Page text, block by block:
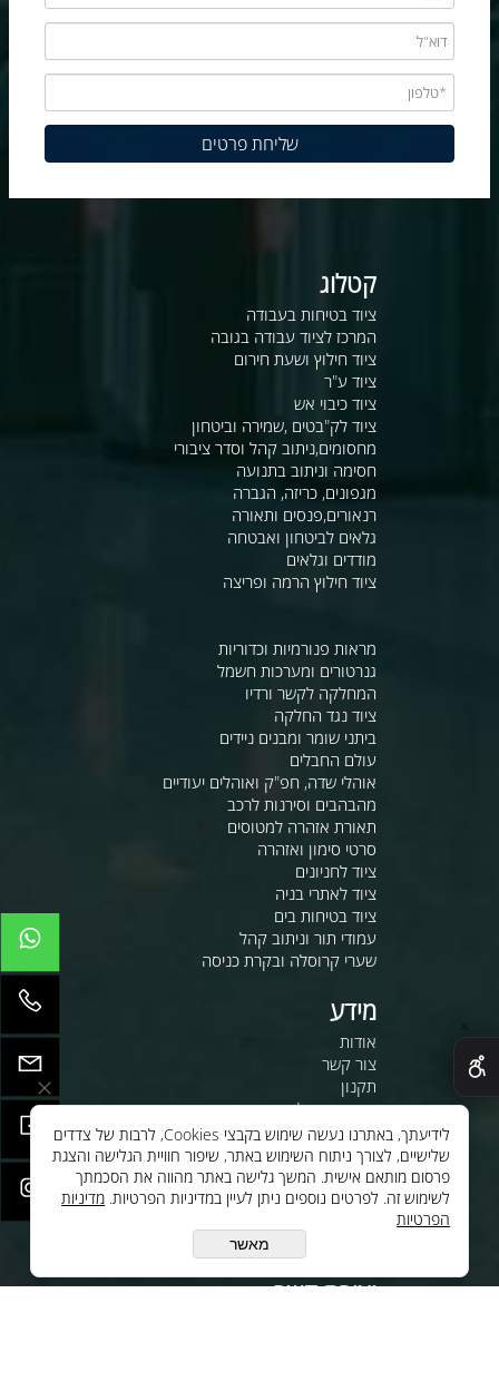
קטלוג
ציוד בטיחות בעבודה
המרכז לציוד עבודה בגובה
ציוד חילוץ ושעת חירום
ציוד ע"ר
ציוד כיבוי אש
ציוד לק"בטים ,שמירה וביטחון
מחסומים,ניתוב קהל וסדר ציבורי
חסימה וניתוב בתנועה
מגפונים, כריזה, הגברה
רנאורים,פנסים ותאורה
גלאים לביטחון ואבטחה
מודדים וגלאים
ציוד חילוץ הרמה ופריצה
מראות פנורמיות וכדוריות
גנרטורים ומערכות חשמל
המחלקה לקשר ורדיו
ציוד נגד החלקה
ביתני שומר ומבנים ניידים
עולם החבלים
אוהלי שדה, חפ"ק ואוהלים יעודיים
מהבהבים וסירנות לרכב
תאורת אזהרה למטוסים
סרטי סימון ואזהרה
ציוד לחניונים
ציוד לאתרי בניה
ציוד בטיחות בים
עמודי תור וניתוב קהל
שערי קרוסלה ובקרת כניסה
מידע
אודות
צור קשר
תקנון
מדיניות משלוחים
משרות
לחנות שלנו - לרכישה ברשת
לסי.איי.אל טכנולוגיות 1997 בע"מ
יצירת קשר
לידיעתך, באתרנו נעשה שימוש בקבצי Cookies, לרבות של צדדים
שלישיים, לצורך ניתוח השימוש באתר, שיפור חוויית הגלישה והצגת
פרסום מותאם אישית. המשך גלישה באתר מהווה את הסכמתך
לשימוש זה. לפרטים נוספים ניתן לעיין במדיניות הפרטיות. מדיניות
הפרטיות
מאשר